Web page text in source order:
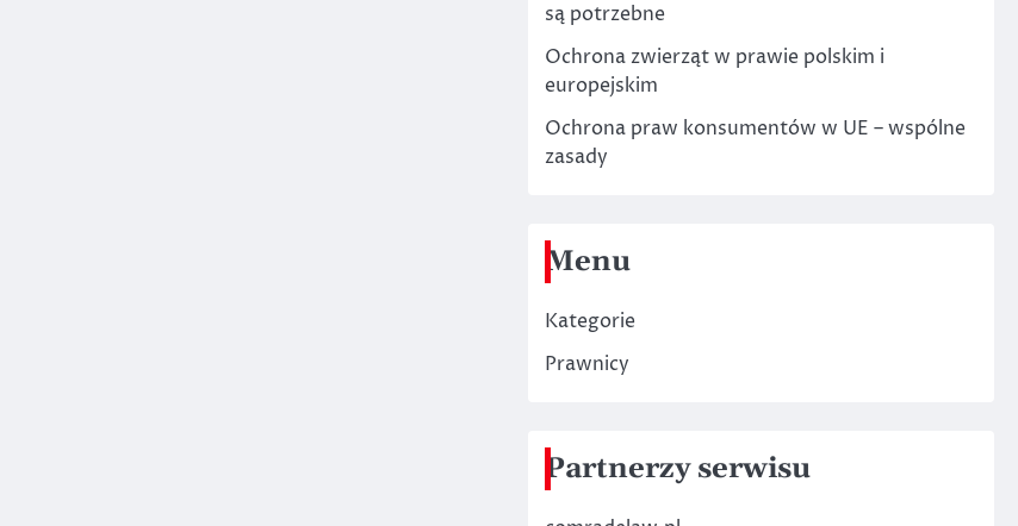
są potrzebne
Ochrona zwierząt w prawie polskim i
europejskim
Ochrona praw konsumentów w UE – wspólne
zasady
Menu
Kategorie
Prawnicy
Partnerzy serwisu